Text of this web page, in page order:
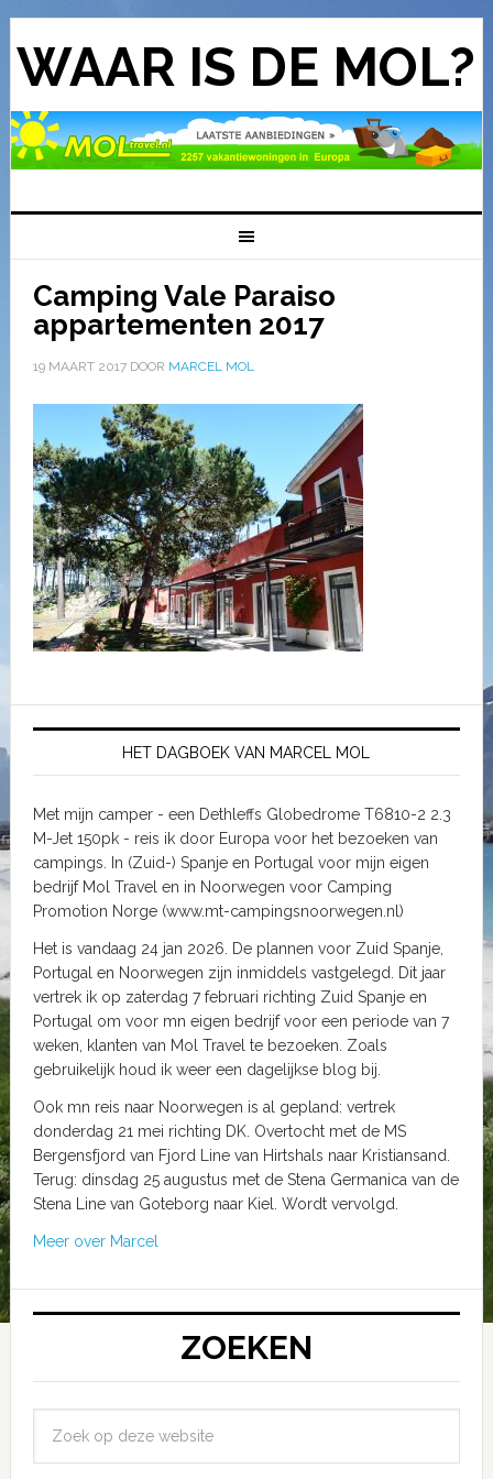
WAAR IS DE MOL?
Camping Vale Paraiso
appartementen 2017
19 MAART 2017DOOR MARCEL MOL
HET DAGBOEK VAN MARCEL MOL
Met mijn camper - een Dethleffs Globedrome T6810-2 2.3
M-Jet 150pk - reis ik door Europa voor het bezoeken van
campings. In (Zuid-) Spanje en Portugal voor mijn eigen
bedrijf Mol Travel en in Noorwegen voor Camping
Promotion Norge (www.mt-campingsnoorwegen.nl)
Het is vandaag 24 jan 2026. De plannen voor Zuid Spanje,
Portugal en Noorwegen zijn inmiddels vastgelegd. Dit jaar
vertrek ik op zaterdag 7 februari richting Zuid Spanje en
Portugal om voor mn eigen bedrijf voor een periode van 7
weken, klanten van Mol Travel te bezoeken. Zoals
gebruikelijk houd ik weer een dagelijkse blog bij.
Ook mn reis naar Noorwegen is al gepland: vertrek
donderdag 21 mei richting DK. Overtocht met de MS
Bergensfjord van Fjord Line van Hirtshals naar Kristiansand.
Terug: dinsdag 25 augustus met de Stena Germanica van de
Stena Line van Goteborg naar Kiel. Wordt vervolgd.
Meer over Marcel
ZOEKEN